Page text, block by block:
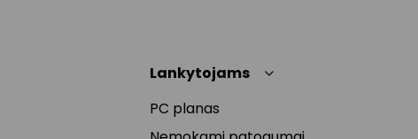
Lankytojams
PC planas